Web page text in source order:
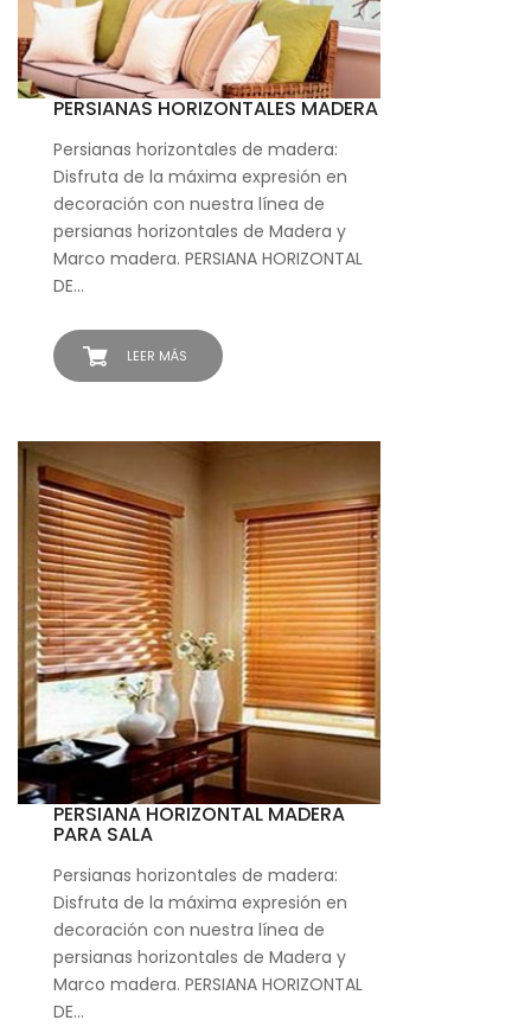
LEER MÁS
PERSIANAS HORIZONTALES MADERA
Persianas horizontales de madera:
Disfruta de la máxima expresión en
decoración con nuestra línea de
persianas horizontales de Madera y
Marco madera. PERSIANA HORIZONTAL
DE…
PERSIANA HORIZONTAL MADERA
PARA SALA
Persianas horizontales de madera:
Disfruta de la máxima expresión en
decoración con nuestra línea de
persianas horizontales de Madera y
Marco madera. PERSIANA HORIZONTAL
DE…